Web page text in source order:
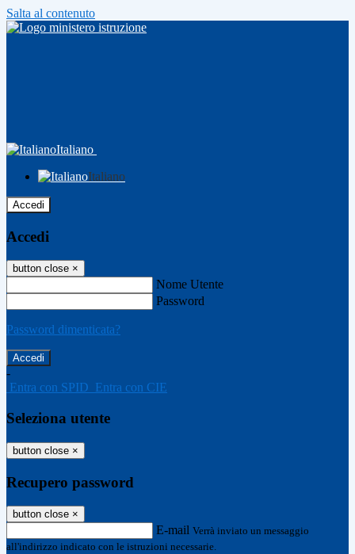
Salta al contenuto
Italiano
Italiano
Accedi
Accedi
button close ×
Nome Utente
Password
Password dimenticata?
-
Entra con SPID Entra con CIE
Seleziona utente
button close ×
Recupero password
button close ×
E-mail Verrà inviato un messaggio
all'indirizzo indicato con le istruzioni necessarie.